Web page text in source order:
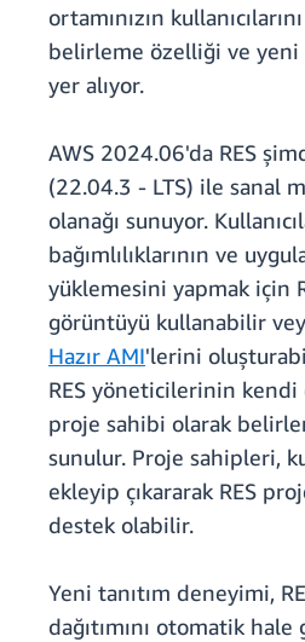
ortamınızın
belirleme özelliği ve yeni
yer alıyor.
AWS 2024.06'da RES
(22.04.3 - LTS) ile sanal
olanağı sunuyor.
bağımlılıklarının ve
yüklemesini yapmak için
görüntüyü kullanabilir
Hazır AMI'lerini
RES yöneticilerinin
proje sahibi olarak
sunulur. Proje sahipleri,
ekleyip çıkararak RES
destek olabilir.
Yeni tanıtım deneyimi,
dağıtımını otomatik hale